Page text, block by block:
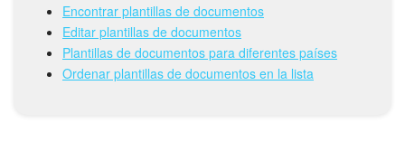
Calendario
Bitrix24 Drive
Encontrar plantillas de documentos
Editar plantillas de documentos
Plantillas de documentos para diferentes países
Ordenar plantillas de documentos en la lista